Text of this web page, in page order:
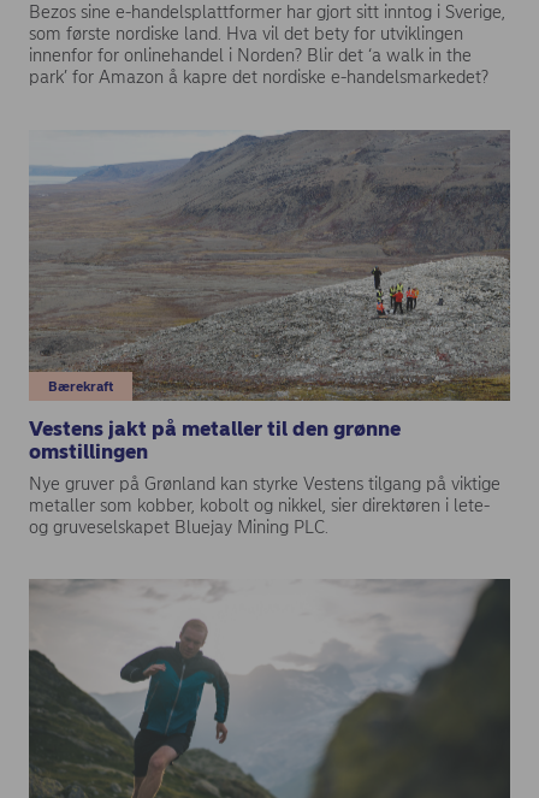
Bezos sine e-handelsplattformer har gjort sitt inntog i Sverige,
som første nordiske land. Hva vil det bety for utviklingen
innenfor for onlinehandel i Norden? Blir det ‘a walk in the
park’ for Amazon å kapre det nordiske e-handelsmarkedet?
Bærekraft
Vestens jakt på metaller til den grønne
omstillingen
Nye gruver på Grønland kan styrke Vestens tilgang på viktige
metaller som kobber, kobolt og nikkel, sier direktøren i lete-
og gruveselskapet Bluejay Mining PLC.